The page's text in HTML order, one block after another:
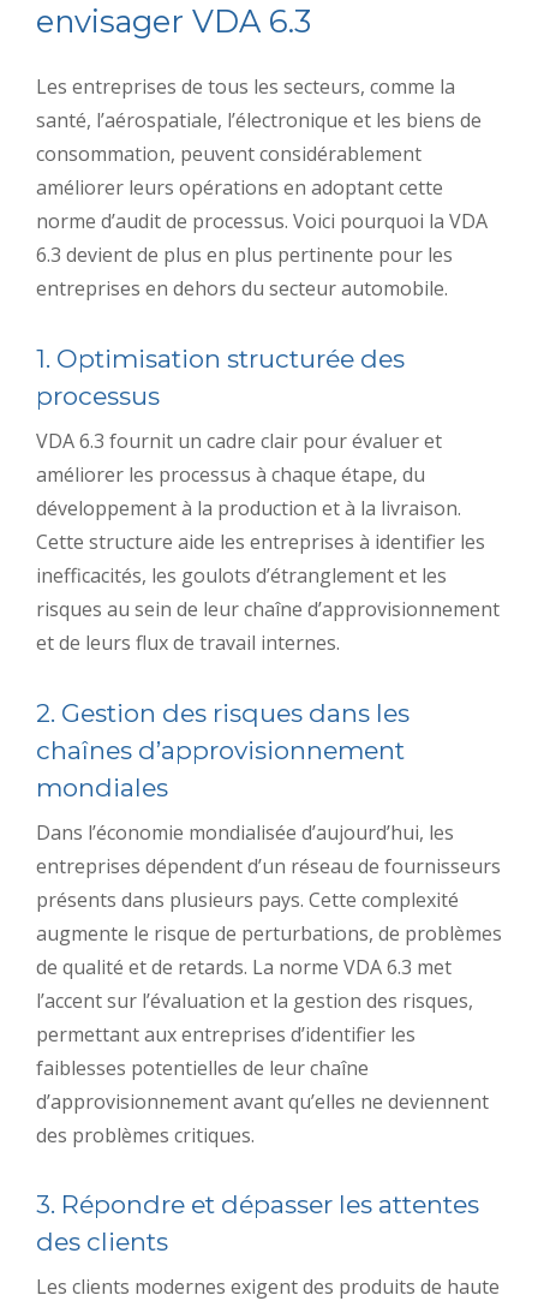
envisager VDA 6.3
Les entreprises de tous les secteurs, comme la
santé, l’aérospatiale, l’électronique et les biens de
consommation, peuvent considérablement
améliorer leurs opérations en adoptant cette
norme d’audit de processus. Voici pourquoi la VDA
6.3 devient de plus en plus pertinente pour les
entreprises en dehors du secteur automobile.
1. Optimisation structurée des
processus
VDA 6.3 fournit un cadre clair pour évaluer et
améliorer les processus à chaque étape, du
développement à la production et à la livraison.
Cette structure aide les entreprises à identifier les
inefficacités, les goulots d’étranglement et les
risques au sein de leur chaîne d’approvisionnement
et de leurs flux de travail internes.
2. Gestion des risques dans les
chaînes d’approvisionnement
mondiales
Dans l’économie mondialisée d’aujourd’hui, les
entreprises dépendent d’un réseau de fournisseurs
présents dans plusieurs pays. Cette complexité
augmente le risque de perturbations, de problèmes
de qualité et de retards. La norme VDA 6.3 met
l’accent sur l’évaluation et la gestion des risques,
permettant aux entreprises d’identifier les
faiblesses potentielles de leur chaîne
d’approvisionnement avant qu’elles ne deviennent
des problèmes critiques.
3. Répondre et dépasser les attentes
des clients
Les clients modernes exigent des produits de haute